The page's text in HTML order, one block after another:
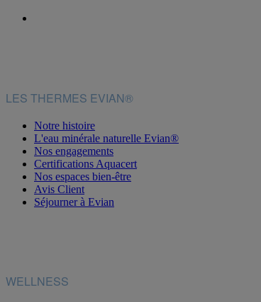
LES THERMES EVIAN®
Notre histoire
L'eau minérale naturelle Evian®
Nos engagements
Certifications Aquacert
Nos espaces bien-être
Avis Client
Séjourner à Evian
WELLNESS